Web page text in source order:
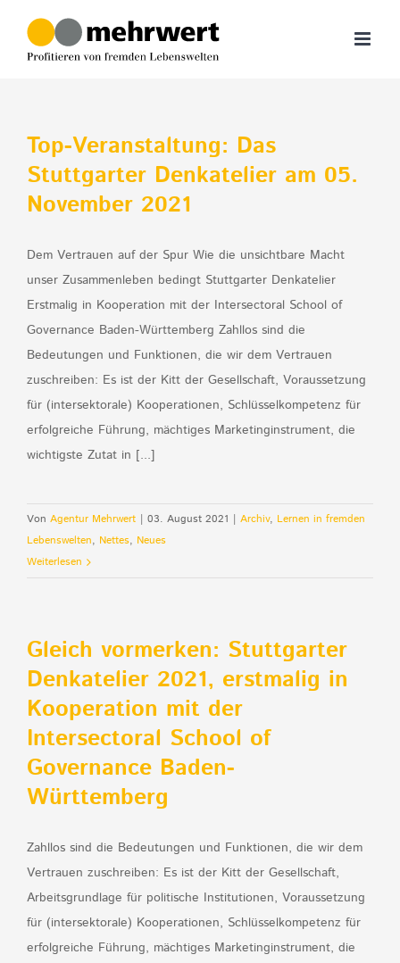
Inhalt
springen
Top-Veranstaltung: Das
Stuttgarter Denkatelier am 05.
November 2021
Dem Vertrauen auf der Spur Wie die unsichtbare Macht
unser Zusammenleben bedingt Stuttgarter Denkatelier
Erstmalig in Kooperation mit der Intersectoral School of
Governance Baden-Württemberg Zahllos sind die
Bedeutungen und Funktionen, die wir dem Vertrauen
zuschreiben: Es ist der Kitt der Gesellschaft, Voraussetzung
für (intersektorale) Kooperationen, Schlüsselkompetenz für
erfolgreiche Führung, mächtiges Marketinginstrument, die
wichtigste Zutat in [...]
Von Agentur Mehrwert | 03. August 2021 | Archiv, Lernen in fremden
Lebenswelten, Nettes, Neues
Weiterlesen
Gleich vormerken: Stuttgarter
Denkatelier 2021, erstmalig in
Kooperation mit der
Intersectoral School of
Governance Baden-
Württemberg
Zahllos sind die Bedeutungen und Funktionen, die wir dem
Vertrauen zuschreiben: Es ist der Kitt der Gesellschaft,
Arbeitsgrundlage für politische Institutionen, Voraussetzung
für (intersektorale) Kooperationen, Schlüsselkompetenz für
erfolgreiche Führung, mächtiges Marketinginstrument, die